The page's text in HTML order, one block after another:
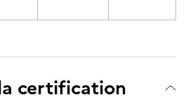
certification